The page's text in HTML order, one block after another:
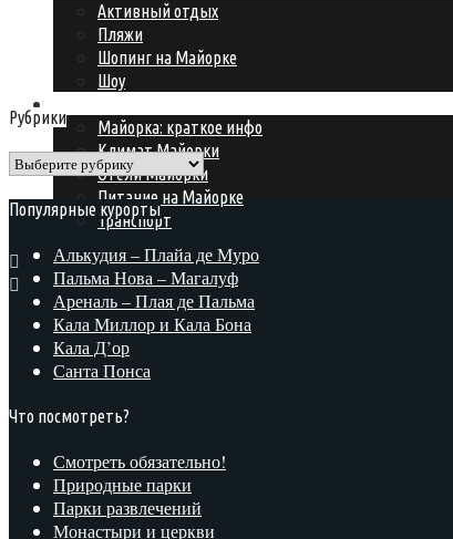
Активный отдых
Пляжи
Шопинг на Майорке
Шоу
Майорка: краткое инфо
Климат Майорки
Отели Майорки
Питание на Майорке
Транспорт
Рубрики
Рубрики
Популярные курорты
Алькудия – Плайа де Муро
Пальма Нова – Магалуф
Ареналь – Плая де Пальма
Кала Миллор и Кала Бона
Кала Д’ор
Санта Понса
Что посмотреть?
Смотреть обязательно!
Природные парки
Парки развлечений
Монастыри и церкви